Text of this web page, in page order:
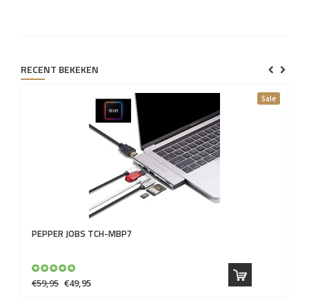
RECENT BEKEKEN
Sale
PEPPER JOBS TCH-MBP7
€59,95 €49,95